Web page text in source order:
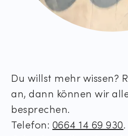
Du willst mehr wissen?
an, dann können wir
besprechen.
Telefon: 0664 14 69 930.